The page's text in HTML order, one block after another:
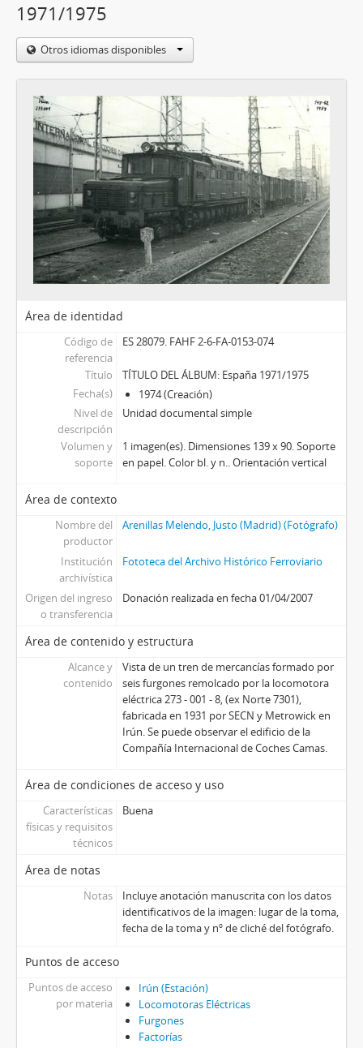
1971/1975
Otros idiomas disponibles
Área de identidad
Código de
referencia
ES 28079. FAHF 2-6-FA-0153-074
Título
TÍTULO DEL ÁLBUM: España 1971/1975
Fecha(s)
1974 (Creación)
Nivel de
descripción
Unidad documental simple
Volumen y
soporte
1 imagen(es). Dimensiones 139 x 90. Soporte
en papel. Color bl. y n.. Orientación vertical
Área de contexto
Nombre del
productor
Arenillas Melendo, Justo (Madrid) (Fotógrafo)
Institución
archivística
Fototeca del Archivo Histórico Ferroviario
Origen del ingreso
o transferencia
Donación realizada en fecha 01/04/2007
Área de contenido y estructura
Alcance y
contenido
Vista de un tren de mercancías formado por
seis furgones remolcado por la locomotora
eléctrica 273 - 001 - 8, (ex Norte 7301),
fabricada en 1931 por SECN y Metrowick en
Irún. Se puede observar el edificio de la
Compañía Internacional de Coches Camas.
Área de condiciones de acceso y uso
Características
físicas y requisitos
técnicos
Buena
Área de notas
Notas
Incluye anotación manuscrita con los datos
identificativos de la imagen: lugar de la toma,
fecha de la toma y nº de cliché del fotógrafo.
Puntos de acceso
Puntos de acceso
por materia
Irún (Estación)
Locomotoras Eléctricas
Furgones
Factorías